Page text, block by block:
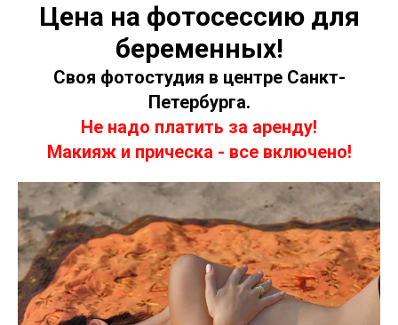
Цена на фотосессию для
беременных!
Своя фотостудия в центре Санкт-
Петербурга.
Не надо платить за аренду!
Макияж и прическа - все включено!